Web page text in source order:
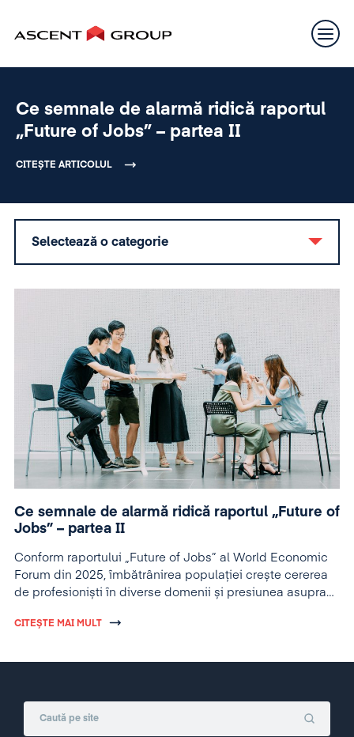
Ce semnale de alarmă ridică raportul
„Future of Jobs” – partea II
CITEȘTE ARTICOLUL
Selectează o categorie
Ce semnale de alarmă ridică raportul „Future of
Jobs” – partea II
Conform raportului „Future of Jobs” al World Economic
Forum din 2025, îmbătrânirea populației crește cererea
de profesioniști în diverse domenii și presiunea asupra
CITEȘTE MAI MULT